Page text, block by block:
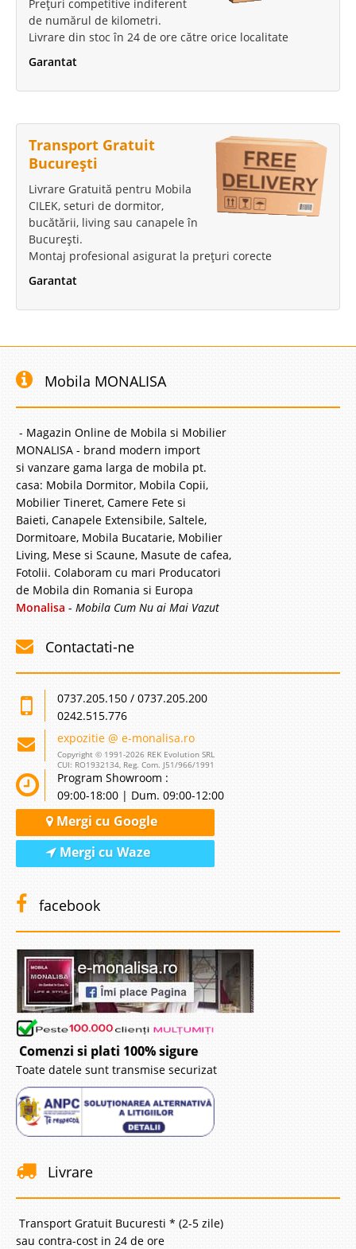
Prețuri competitive indiferent
de numărul de kilometri.
Livrare din stoc în 24 de ore către orice localitate
Garantat
Transport Gratuit
București
Livrare Gratuită pentru Mobila
CILEK, seturi de dormitor,
bucătării, living sau canapele în
București.
Montaj profesional asigurat la prețuri corecte
Garantat
Mobila MONALISA
- Magazin Online de Mobila si Mobilier
MONALISA - brand modern import
si vanzare gama larga de mobila pt.
casa: Mobila Dormitor, Mobila Copii,
Mobilier Tineret, Camere Fete si
Baieti, Canapele Extensibile, Saltele,
Dormitoare, Mobila Bucatarie, Mobilier
Living, Mese si Scaune, Masute de cafea,
Fotolii. Colaboram cu mari Producatori
de Mobila din Romania si Europa
Monalisa - Mobila Cum Nu ai Mai Vazut
Contactati-ne
0737.205.150 / 0737.205.200
0242.515.776
expozitie @ e-monalisa.ro
Copyright © 1991-2026 REK Evolution SRL
CUI: RO1932134, Reg. Com. J51/966/1991
Program Showroom :
09:00-18:00 | Dum. 09:00-12:00
Mergi cu Google
Mergi cu Waze
facebook
Comenzi si plati 100% sigure
Toate datele sunt transmise securizat
Livrare
Transport Gratuit Bucuresti * (2-5 zile)
sau contra-cost in 24 de ore